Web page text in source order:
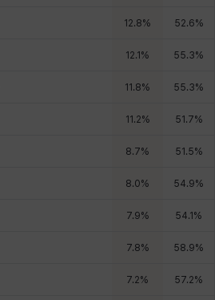
12.8% 52.6%
12.1% 55.3%
11.8% 55.3%
11.2% 51.7%
8.7% 51.5%
8.0% 54.9%
7.9% 54.1%
7.8% 58.9%
7.2% 57.2%